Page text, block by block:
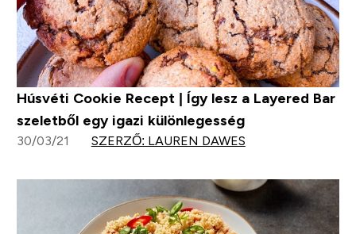
Húsvéti Cookie Recept | Így lesz a Layered Bar
szeletből egy igazi különlegesség
30/03/21 SZERZŐ: LAUREN DAWES